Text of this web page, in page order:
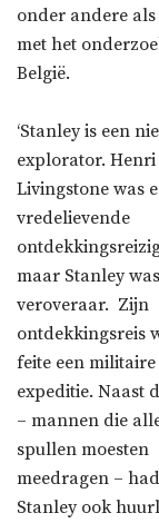
onder andere
met het
België.
‘Stanley is een
explorator. Henri
Livingstone was
vredelievende
maar Stanley
veroveraar. Zijn
ontdekkingsreis
feite een militaire
expeditie. Naast
– mannen die
spullen moesten
meedragen – had
Stanley ook